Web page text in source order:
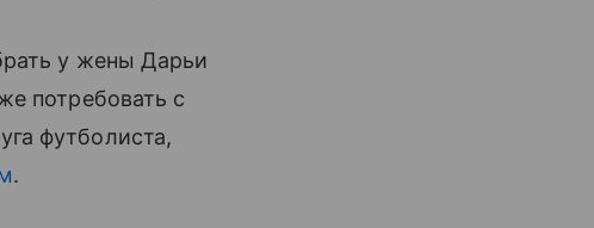
у жены Дарьи
потребовать с
футболиста,
.